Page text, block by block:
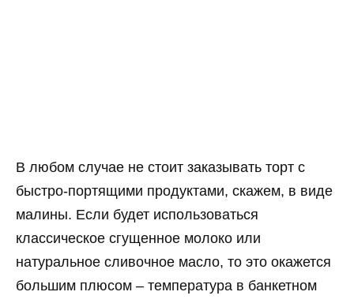
В любом случае не стоит заказывать торт с
быстро-портящими продуктами, скажем, в виде
малины. Если будет использоваться
классическое сгущенное молоко или
натуральное сливочное масло, то это окажется
большим плюсом – температура в банкетном